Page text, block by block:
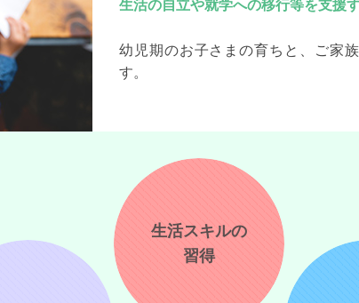
生活の自立や就学への移行等を支援
幼児期のお子さまの育ちと、ご家
す。
生活スキルの
習得